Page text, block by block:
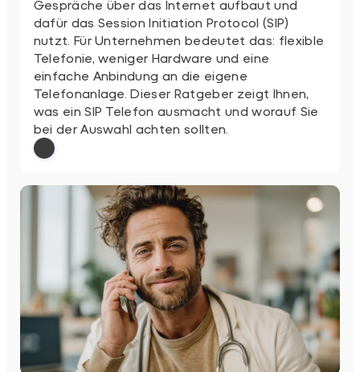
Gespräche über das Internet aufbaut und
dafür das Session Initiation Protocol (SIP)
nutzt. Für Unternehmen bedeutet das: flexible
Telefonie, weniger Hardware und eine
einfache Anbindung an die eigene
Telefonanlage. Dieser Ratgeber zeigt Ihnen,
was ein SIP Telefon ausmacht und worauf Sie
bei der Auswahl achten sollten.